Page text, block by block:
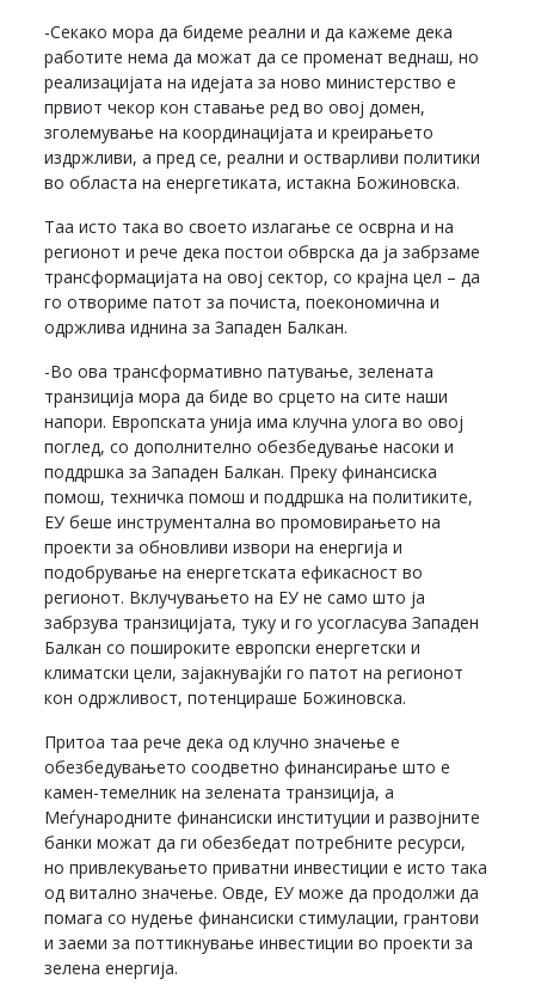
-Секако мора да бидеме реални и да кажеме дека
работите нема да можат да се променат веднаш, но
реализацијата на идејата за ново министерство е
првиот чекор кон ставање ред во овој домен,
зголемување на координацијата и креирањето
издржливи, а пред се, реални и остварливи политики
во областа на енергетиката, истакна Божиновска.
Таа исто така во своето излагање се осврна и на
регионот и рече дека постои обврска да ја забрзаме
трансформацијата на овој сектор, со крајна цел – да
го отвориме патот за почиста, поекономична и
одржлива иднина за Западен Балкан.
-Во ова трансформативно патување, зелената
транзиција мора да биде во срцето на сите наши
напори. Европската унија има клучна улога во овој
поглед, со дополнително обезбедување насоки и
поддршка за Западен Балкан. Преку финансиска
помош, техничка помош и поддршка на политиките,
ЕУ беше инструментална во промовирањето на
проекти за обновливи извори на енергија и
подобрување на енергетската ефикасност во
регионот. Вклучувањето на ЕУ не само што ја
забрзува транзицијата, туку и го усогласува Западен
Балкан со пошироките европски енергетски и
климатски цели, зајакнувајќи го патот на регионот
кон одржливост, потенцираше Божиновска.
Притоа таа рече дека од клучно значење е
обезбедувањето соодветно финансирање што е
камен-темелник на зелената транзиција, а
Меѓународните финансиски институции и развојните
банки можат да ги обезбедат потребните ресурси,
но привлекувањето приватни инвестиции е исто така
од витално значење. Овде, ЕУ може да продолжи да
помага со нудење финансиски стимулации, грантови
и заеми за поттикнување инвестиции во проекти за
зелена енергија.